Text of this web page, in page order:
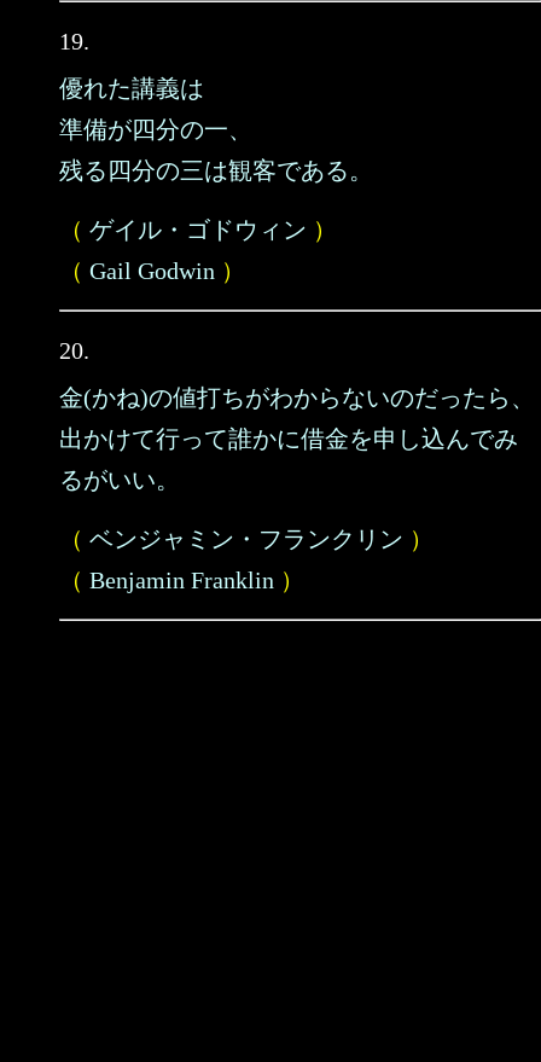
19.
優れた講義は
準備が四分の一、
残る四分の三は観客である。
（ ゲイル・ゴドウィン ）
（ Gail Godwin ）
20.
金(かね)の値打ちがわからないのだったら、
出かけて行って誰かに借金を申し込んでみ
るがいい。
（ ベンジャミン・フランクリン ）
（ Benjamin Franklin ）